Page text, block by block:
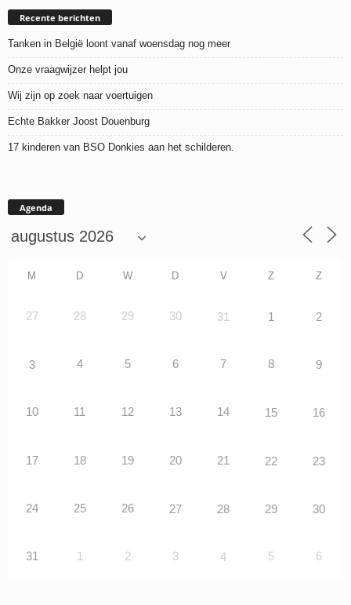
Recente berichten
Tanken in België loont vanaf woensdag nog meer
Onze vraagwijzer helpt jou
Wij zijn op zoek naar voertuigen
Echte Bakker Joost Douenburg
17 kinderen van BSO Donkies aan het schilderen.
Agenda
M D W D V Z Z
27 28 29 30 31 1 2
3 4 5 6 7 8 9
10 11 12 13 14 15 16
17 18 19 20 21 22 23
24 25 26 27 28 29 30
31 1 2 3 4 5 6